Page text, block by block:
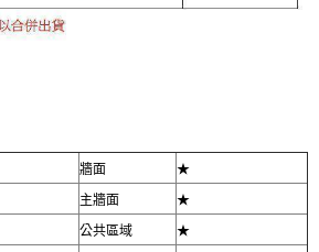
牆面
★
主牆面
★
公共區域
★